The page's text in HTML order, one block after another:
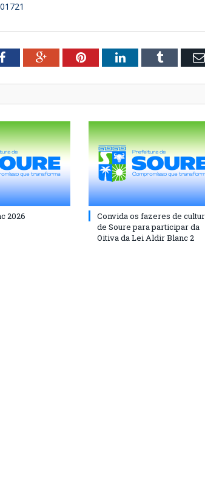
FacebookGoogle+PinterestLinkedInTumblr
2026
Convida os fazeres de
de Soure para participar da
Oitiva da Lei Aldir Blanc 2